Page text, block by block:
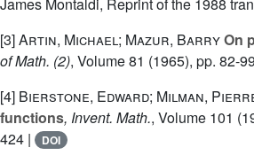
[3]Artin, Michael; Mazur, BarryOn
of Math. (2), Volume 81 (1965), pp. 82-99
[4] Bierstone, Edward; Milman,
functions, Invent. Math., Volume 101
424 |
DOI